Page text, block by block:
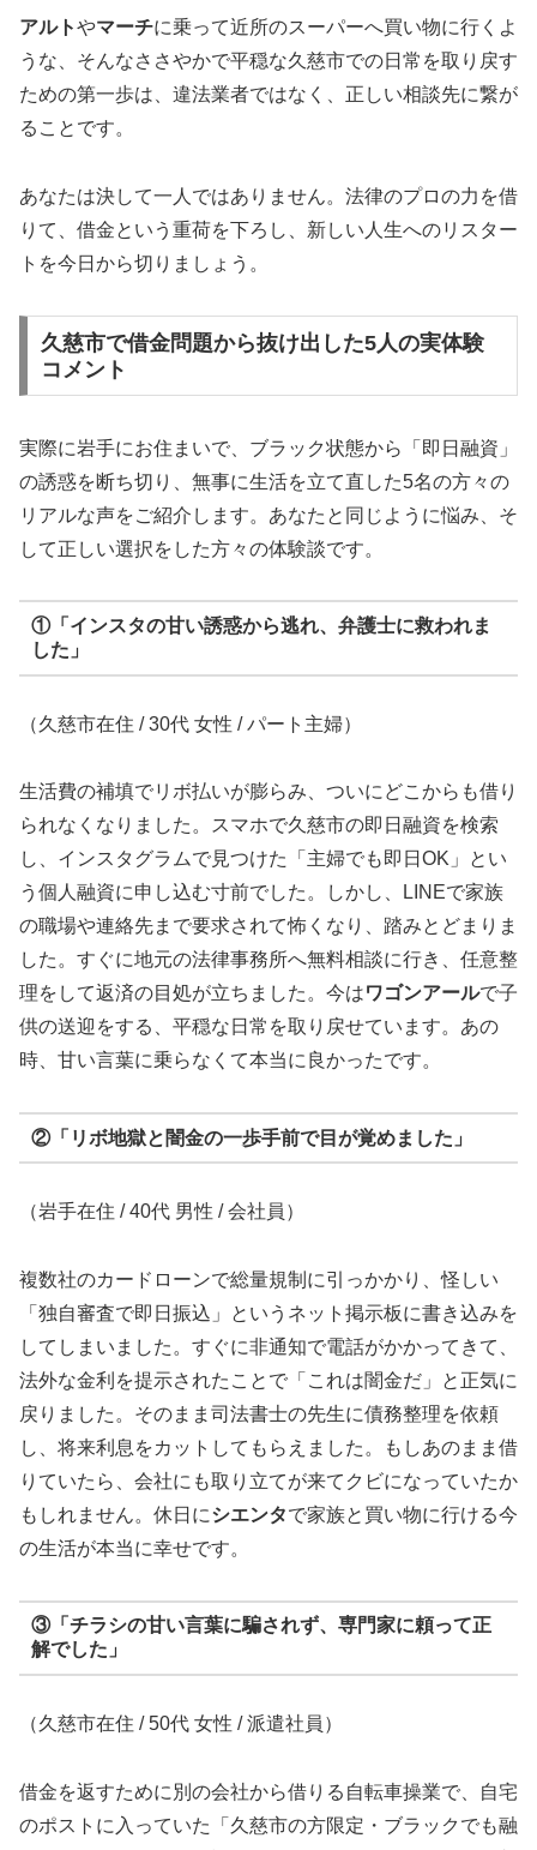
アルトやマーチに乗って近所のスーパーへ買い物に行くよ
うな、そんなささやかで平穏な久慈市での日常を取り戻す
ための第一歩は、違法業者ではなく、正しい相談先に繋が
ることです。
あなたは決して一人ではありません。法律のプロの力を借
りて、借金という重荷を下ろし、新しい人生へのリスター
トを今日から切りましょう。
久慈市で借金問題から抜け出した5人の実体験
コメント
実際に岩手にお住まいで、ブラック状態から「即日融資」
の誘惑を断ち切り、無事に生活を立て直した5名の方々の
リアルな声をご紹介します。あなたと同じように悩み、そ
して正しい選択をした方々の体験談です。
①「インスタの甘い誘惑から逃れ、弁護士に救われま
した」
（久慈市在住 / 30代 女性 / パート主婦）
生活費の補填でリボ払いが膨らみ、ついにどこからも借り
られなくなりました。スマホで久慈市の即日融資を検索
し、インスタグラムで見つけた「主婦でも即日OK」とい
う個人融資に申し込む寸前でした。しかし、LINEで家族
の職場や連絡先まで要求されて怖くなり、踏みとどまりま
した。すぐに地元の法律事務所へ無料相談に行き、任意整
理をして返済の目処が立ちました。今はワゴンアールで子
供の送迎をする、平穏な日常を取り戻せています。あの
時、甘い言葉に乗らなくて本当に良かったです。
②「リボ地獄と闇金の一歩手前で目が覚めました」
（岩手在住 / 40代 男性 / 会社員）
複数社のカードローンで総量規制に引っかかり、怪しい
「独自審査で即日振込」というネット掲示板に書き込みを
してしまいました。すぐに非通知で電話がかかってきて、
法外な金利を提示されたことで「これは闇金だ」と正気に
戻りました。そのまま司法書士の先生に債務整理を依頼
し、将来利息をカットしてもらえました。もしあのまま借
りていたら、会社にも取り立てが来てクビになっていたか
もしれません。休日にシエンタで家族と買い物に行ける今
の生活が本当に幸せです。
③「チラシの甘い言葉に騙されず、専門家に頼って正
解でした」
（久慈市在住 / 50代 女性 / 派遣社員）
借金を返すために別の会社から借りる自転車操業で、自宅
のポストに入っていた「久慈市の方限定・ブラックでも融